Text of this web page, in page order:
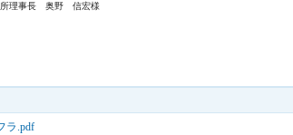
奥野 信宏様
ラ.pdf